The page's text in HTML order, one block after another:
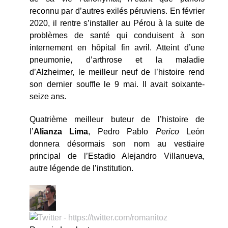
reconnu par d’autres exilés péruviens. En février
2020, il rentre s’installer au Pérou à la suite de
problèmes de santé qui conduisent à son
internement en hôpital fin avril. Atteint d’une
pneumonie, d’arthrose et la maladie
d’Alzheimer, le meilleur neuf de l’histoire rend
son dernier souffle le 9 mai. Il avait soixante-
seize ans.
Quatrième meilleur buteur de l’histoire de
l’Alianza Lima, Pedro Pablo PericoLeón
donnera désormais son nom au vestiaire
principal de l’Estadio Alejandro Villanueva,
autre légende de l’institution.